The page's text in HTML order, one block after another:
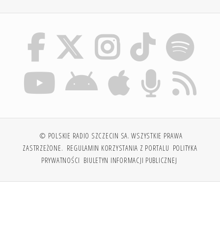
© POLSKIE RADIO SZCZECIN SA. WSZYSTKIE PRAWA
ZASTRZEŻONE. REGULAMIN KORZYSTANIA Z PORTALU POLITYKA
PRYWATNOŚCI BIULETYN INFORMACJI PUBLICZNEJ